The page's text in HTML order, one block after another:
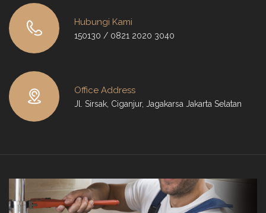
Hubungi Kami
150130 / 0821 2020 3040
Office Address
Jl. Sirsak, Ciganjur, Jagakarsa Jakarta Selatan